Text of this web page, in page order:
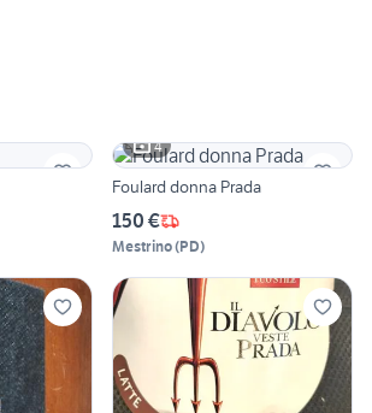
4
Foulard donna Prada
150 €
Mestrino(PD)